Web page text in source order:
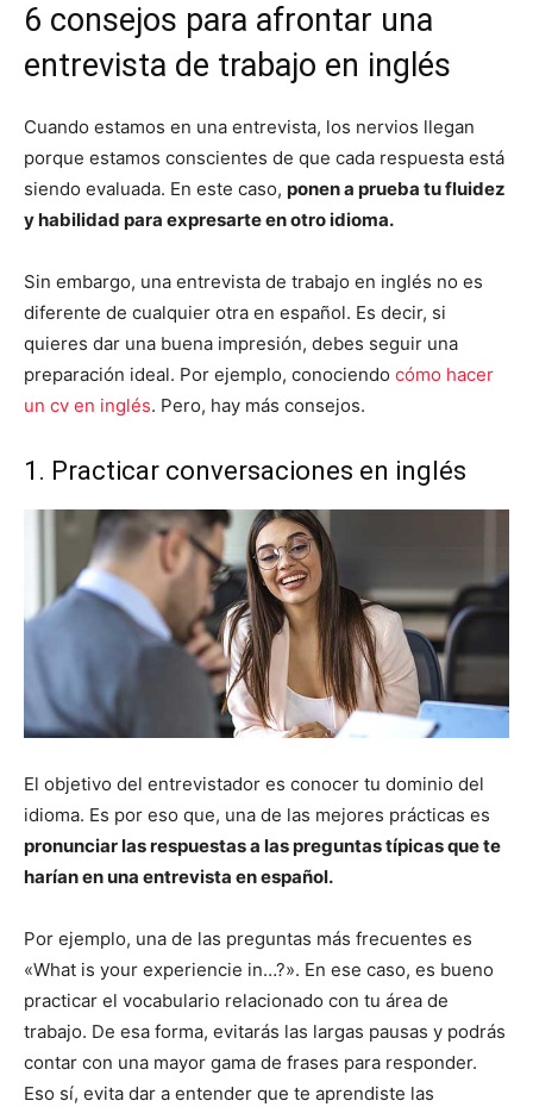
6 consejos para afrontar una
entrevista de trabajo en inglés
Cuando estamos en una entrevista, los nervios llegan
porque estamos conscientes de que cada respuesta está
siendo evaluada. En este caso, ponen a prueba tu fluidez
y habilidad para expresarte en otro idioma.
Sin embargo, una entrevista de trabajo en inglés no es
diferente de cualquier otra en español. Es decir, si
quieres dar una buena impresión, debes seguir una
preparación ideal. Por ejemplo, conociendo cómo hacer
un cv en inglés. Pero, hay más consejos.
1. Practicar conversaciones en inglés
El objetivo del entrevistador es conocer tu dominio del
idioma. Es por eso que, una de las mejores prácticas es
pronunciar las respuestas a las preguntas típicas que te
harían en una entrevista en español.
Por ejemplo, una de las preguntas más frecuentes es
«What is your experiencie in…?». En ese caso, es bueno
practicar el vocabulario relacionado con tu área de
trabajo. De esa forma, evitarás las largas pausas y podrás
contar con una mayor gama de frases para responder.
Eso sí, evita dar a entender que te aprendiste las